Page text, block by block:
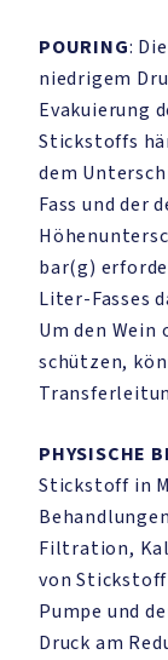
POURING:
niedrigem
Evakuierung
Stickstoffs
dem
Fass und der
bar(g)
Liter-Fasses
Um den
schützen,
PHYSISCHE
Stickstoff in
Filtration,
von
Pumpe und
Druck am